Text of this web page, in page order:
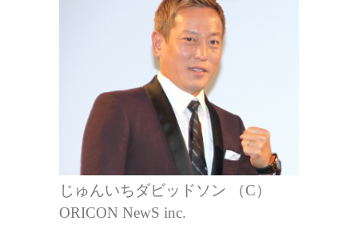
じゅんいちダビッドソン （C）
ORICON NewS inc.